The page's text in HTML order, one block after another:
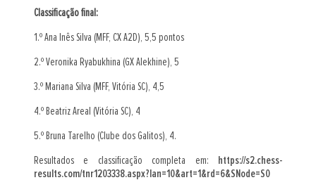
Classificação final:
1.º Ana Inês Silva (MFF, CX A2D), 5,5 pontos
2.º Veronika Ryabukhina (GX Alekhine), 5
3.º Mariana Silva (MFF, Vitória SC), 4,5
4.º Beatriz Areal (Vitória SC), 4
5.º Bruna Tarelho (Clube dos Galitos), 4.
Resultados e classificação completa em: https://s2.chess-
results.com/tnr1203338.aspx?lan=10&art=1&rd=6&SNode=S0